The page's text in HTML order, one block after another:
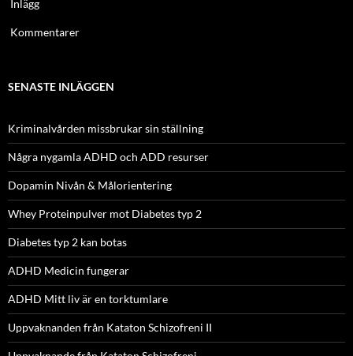
Inlägg
Kommentarer
SENASTE INLÄGGEN
Kriminalvården missbrukar sin ställning
Några nygamla ADHD och ADD resurser
Dopamin Nivån & Målorientering
Whey Proteinpulver mot Diabetes typ 2
Diabetes typ 2 kan botas
ADHD Medicin fungerar
ADHD Mitt liv är en torktumlare
Uppvaknanden från Kataton Schizofreni II